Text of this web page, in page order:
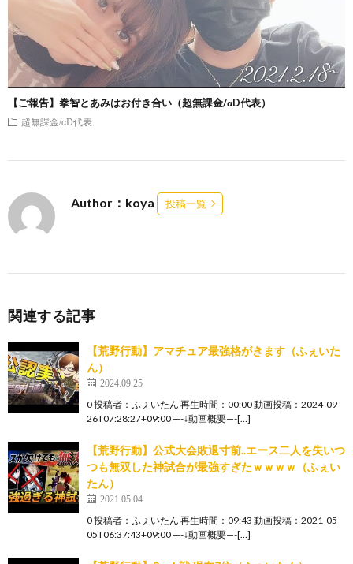
【ご報告】拳智とあみはお付き合い（超無課金/αD代表）
超無課金/αD代表
Author：koya 投稿一覧
関連する記事
【荒野行動】アマチュア最強格がきます（ふぇいた
ん）
2024.09.25
0 投稿者：ふぇいたん 再生時間：00:00 動画投稿：2024-09-
26T07:28:27+09:00 —-↓動画概要—-[…]
【荒野行動】公式大会敗退寸前..エース二人を失いつ
つも無双した神試合が最強すぎたｗｗｗｗ（ふぇい
たん）
2021.05.04
0 投稿者：ふぇいたん 再生時間：09:43 動画投稿：2021-05-
05T06:37:43+09:00 —-↓動画概要—-[…]